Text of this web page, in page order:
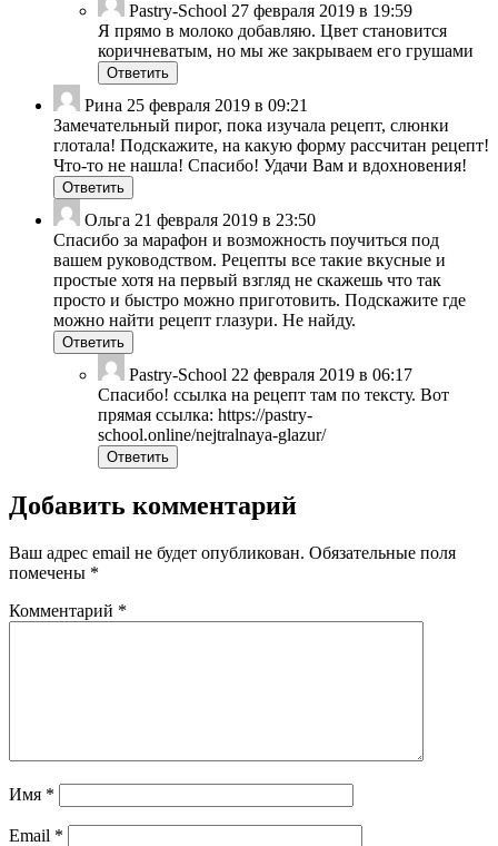
Pastry-School 27 февраля 2019 в 19:59
Я прямо в молоко добавляю. Цвет становится
коричневатым, но мы же закрываем его грушами
Ответить
Рина 25 февраля 2019 в 09:21
Замечательный пирог, пока изучала рецепт, слюнки
глотала! Подскажите, на какую форму рассчитан рецепт!
Что-то не нашла! Спасибо! Удачи Вам и вдохновения!
Ответить
Ольга 21 февраля 2019 в 23:50
Спасибо за марафон и возможность поучиться под
вашем руководством. Рецепты все такие вкусные и
простые хотя на первый взгляд не скажешь что так
просто и быстро можно приготовить. Подскажите где
можно найти рецепт глазури. Не найду.
Ответить
Pastry-School 22 февраля 2019 в 06:17
Спасибо! ссылка на рецепт там по тексту. Вот
прямая ссылка: https://pastry-
school.online/nejtralnaya-glazur/
Ответить
Добавить комментарий
Ваш адрес email не будет опубликован. Обязательные поля
помечены *
Комментарий *
Имя *
Email *